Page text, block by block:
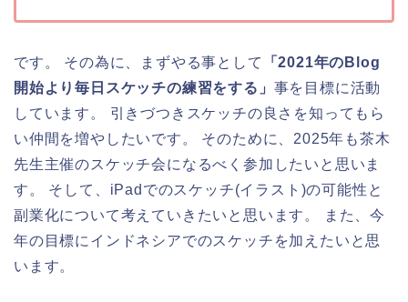
です。 その為に、まずやる事として
「2021年のBlog
開始より毎日スケッチの練習をする」 事を目標に活動
しています。 引きづつきスケッチの良さを知ってもら
い仲間を増やしたいです。 そのために、2025年も茶木
先生主催のスケッチ会になるべく参加したいと思いま
す。 そして、iPadでのスケッチ(イラスト)の可能性と
副業化について考えていきたいと思います。 また、今
年の目標にインドネシアでのスケッチを加えたいと思
います。